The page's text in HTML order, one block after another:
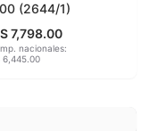
(2644/1)
7,798.00
nacionales:
6,445.00